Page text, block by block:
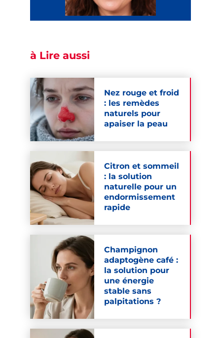
à Lire aussi
Nez rouge et froid
: les remèdes
naturels pour
apaiser la peau
Citron et sommeil
: la solution
naturelle pour un
endormissement
rapide
Champignon
adaptogène café :
la solution pour
une énergie
stable sans
palpitations ?